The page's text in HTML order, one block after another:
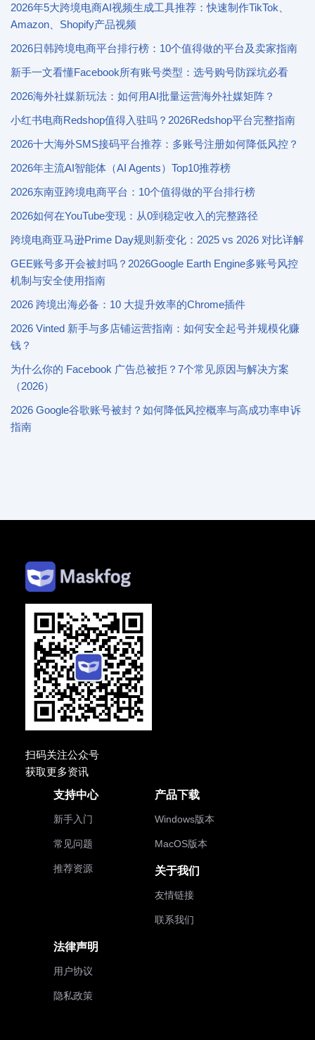
2026年5大跨境电商AI视频生成工具推荐：快速制作TikTok、
Amazon、Shopify产品视频
2026日韩跨境电商平台排行榜：10个值得做的平台及卖家指南
新手一文看懂Facebook所有账号类型：选号购号防踩坑必看
2026海外社媒新玩法：如何用AI批量运营海外社媒矩阵？
小红书电商Redshop值得入驻吗？2026Redshop平台完整指南
2026十大海外SMS接码平台推荐：多账号注册如何降低风控？
2026年主流AI智能体（AI Agents）Top10推荐榜
2026东南亚跨境电商平台：10个值得做的平台排行榜
2026如何在YouTube变现：从0到稳定收入的完整路径
跨境电商亚马逊Prime Day规则新变化：2025 vs 2026 对比详解
GEE账号多开会被封吗？2026Google Earth Engine多账号风控
机制与安全使用指南
2026 跨境出海必备：10 大提升效率的Chrome插件
2026 Vinted 新手与多店铺运营指南：如何安全起号并规模化赚
钱？
为什么你的 Facebook 广告总被拒？7个常见原因与解决方案
（2026）
2026 Google谷歌账号被封？如何降低风控概率与高成功率申诉
指南
扫码关注公众号
获取更多资讯
支持中心
新手入门
常见问题
推荐资源
产品下载
Windows版本
MacOS版本
关于我们
友情链接
联系我们
法律声明
用户协议
隐私政策